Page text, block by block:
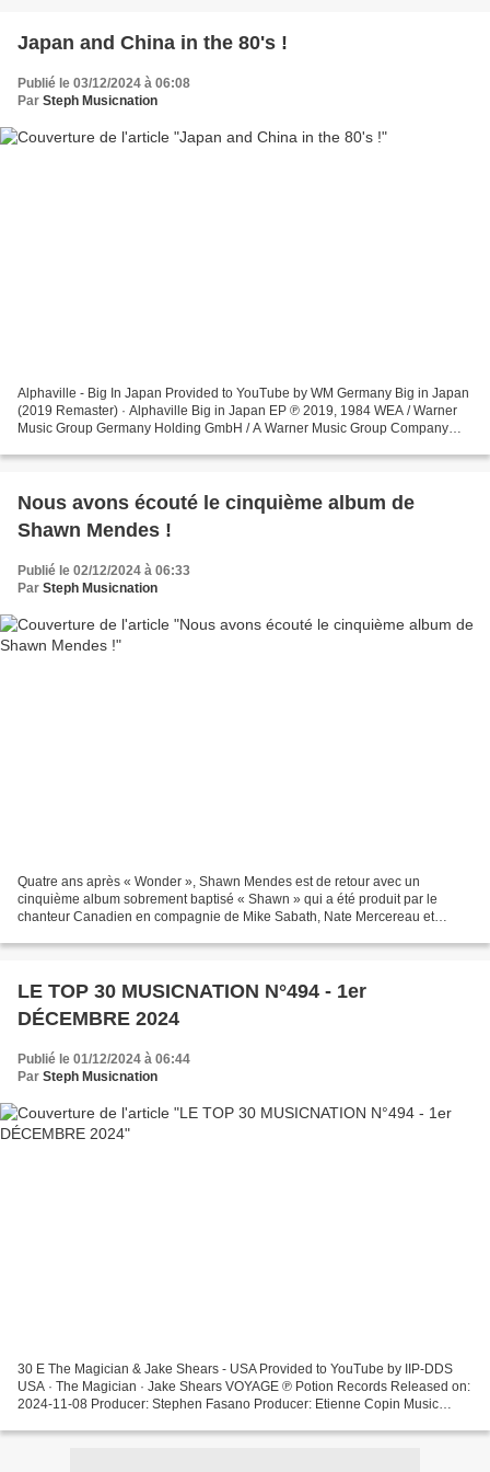
Japan and China in the 80's !
Publié le 03/12/2024 à 06:08
Par Steph Musicnation
Alphaville - Big In Japan Provided to YouTube by WM Germany Big in Japan
(2019 Remaster) · Alphaville Big in Japan EP ℗ 2019, 1984 WEA / Warner
Music Group Germany Holding GmbH / A Warner Music Group Company
Nous avons écouté le cinquième album de
Shawn Mendes !
Publié le 02/12/2024 à 06:33
Par Steph Musicnation
Quatre ans après « Wonder », Shawn Mendes est de retour avec un
cinquième album sobrement baptisé « Shawn » qui a été produit par le
chanteur Canadien en compagnie de Mike Sabath, Nate Mercereau et
LE TOP 30 MUSICNATION N°494 - 1er
DÉCEMBRE 2024
Publié le 01/12/2024 à 06:44
Par Steph Musicnation
30 E The Magician & Jake Shears - USA Provided to YouTube by IIP-DDS
USA · The Magician · Jake Shears VOYAGE ℗ Potion Records Released on:
2024-11-08 Producer: Stephen Fasano Producer: Etienne Copin Music